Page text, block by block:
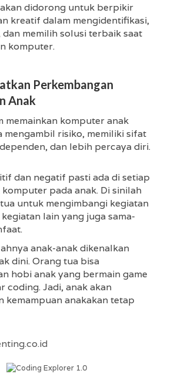
didorong untuk berpikir
kreatif dalam mengidentifikasi,
dan memilih solusi terbaik saat
komputer.
Perkembangan
Anak
memainkan komputer anak
mengambil risiko, memiliki sifat
dan lebih percaya diri.
dan negatif pasti ada di setiap
pada anak. Di sinilah
untuk mengimbangi kegiatan
lain yang juga sama-
anak-anak dikenalkan
dini. Orang tua bisa
hobi anak yang bermain game
coding. Jadi, anak akan
kemampuan anakakan tetap